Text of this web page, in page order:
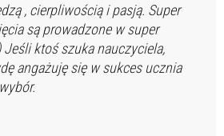
, cierpliwością i pasją. Super
są prowadzone w super
Jeśli ktoś szuka nauczyciela,
angażuję się w sukces ucznia